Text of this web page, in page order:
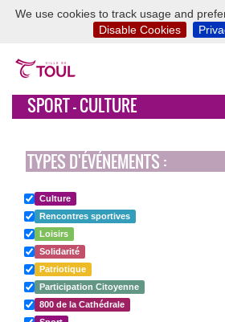
We use cookies to track usage and
Disable Cookies
SPORT - CULTURE
TYPES D'ÉVÉNEMENTS :
Culture
Rencontres sportives
Loisirs
Solidarité
Patriotique
Participation Citoyenne
800 de la Cathédrale